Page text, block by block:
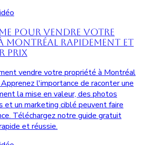
pour Vendre Votre
Montréal Rapidement et
Prix
vendre votre propriété à Montréal
l'importance de raconter une
la mise en valeur, des photos
et un marketing ciblé peuvent faire
Téléchargez notre guide gratuit
et réussie.